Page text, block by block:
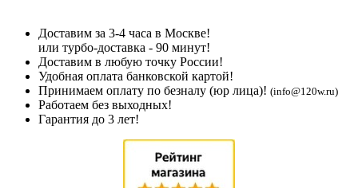
Доставим за 3-4 часа в Москве!
или турбо-доставка - 90 минут!
Доставим в любую точку России!
Удобная оплата банковской картой!
Принимаем оплату по безналу (юр лица)! (info@120w.ru)
Работаем без выходных!
Гарантия до 3 лет!